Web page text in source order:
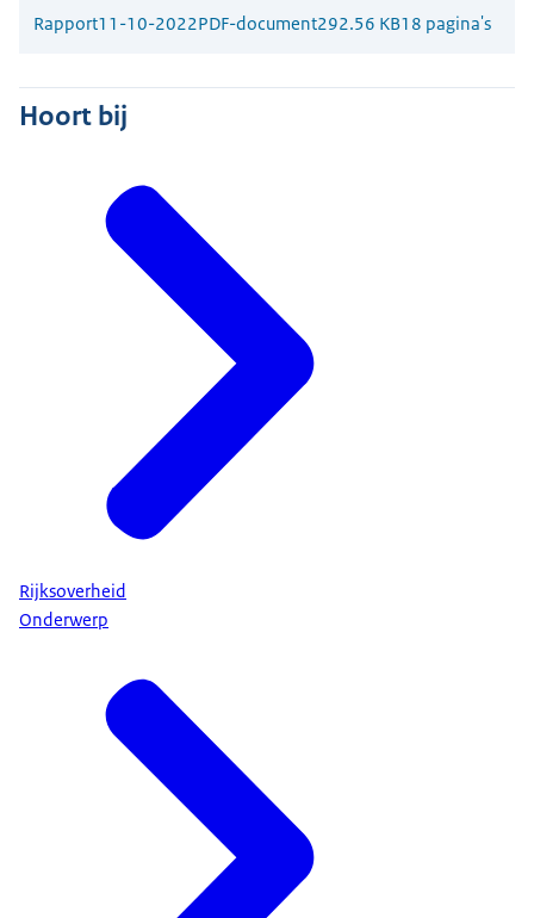
Rapport11-10-2022PDF-document292.56 KB18 pagina's
Hoort bij
Rijksoverheid
Onderwerp